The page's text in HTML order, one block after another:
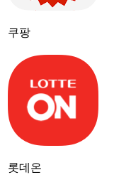
쿠팡
롯데온